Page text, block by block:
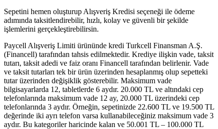
Sepetini hemen oluşturup Alışveriş Kredisi seçeneği ile ödeme
adımında taksitlendirebilir, hızlı, kolay ve güvenli bir şekilde
işlemlerini gerçekleştirebilirsin.
Paycell Alışveriş Limiti ürününde kredi Turkcell Finansman A.Ş.
(Financell) tarafından tahsis edilmektedir. Krediye ilişkin vade, taksit
tutarı, taksit adedi ve faiz oranı Financell tarafından belirlenir. Vade
ve taksit tutarları tek bir ürün üzerinden hesaplanmış olup sepetteki
tutar üzerinden değişiklik gösterebilir. Maksimum vade
bilgisayarlarda 12, tabletlerde 6 aydır. 20.000 TL ve altındaki cep
telefonlarında maksimum vade 12 ay, 20.000 TL üzerindeki cep
telefonlarında 3 aydır. Örneğin, sepetinizde 22.600 TL ve 19.500 TL
değerinde iki ayrı telefon varsa kullanabileceğiniz maksimum vade 3
aydır. Bu kategoriler haricinde kalan ve 50.001 TL – 100.000 TL